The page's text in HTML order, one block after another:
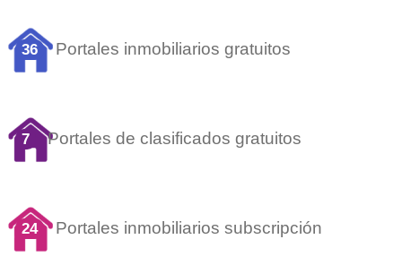
36 Portales inmobiliarios gratuitos
7 Portales de clasificados gratuitos
24 Portales inmobiliarios subscripción